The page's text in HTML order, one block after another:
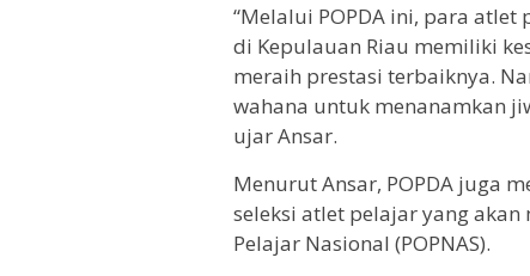
“Melalui POPDA ini, para
di Kepulauan Riau memiliki
meraih prestasi terbaiknya.
wahana untuk menanamkan
ujar Ansar.
Menurut Ansar, POPDA juga
seleksi atlet pelajar yang
Pelajar Nasional (POPNAS).